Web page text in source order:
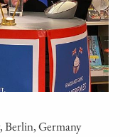
Ber­lin, Germany